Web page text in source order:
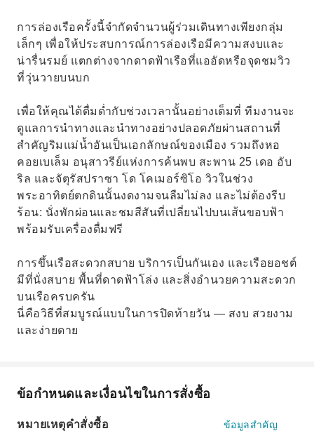
การล่องเรือครั้งนี้จำกัดจำนวนผู้ร่วมเดินทางเพียงกลุ่ม
เล็กๆ เพื่อให้ประสบการณ์การล่องเรือมีความสงบและ
น่ารื่นรมย์ แตกต่างจากดาดฟ้าเรือที่แออัดหรือจุดชมวิว
ที่วุ่นวายบนบก
เพื่อให้คุณได้ดื่มด่ำกับช่วงเวลานั้นอย่างเต็มที่ ทีมงานจะ
ดูแลการนำทางและนำทางอย่างปลอดภัยผ่านสถานที่
สำคัญริมแม่น้ำอันเป็นเอกลักษณ์ของเมือง รวมถึงหอ
คอยเบเล็ม อนุสาวรีย์แห่งการค้นพบ สะพาน 25 เดอ อับ
ริล และจัตุรัสปราซา โด โคเมอร์ซิโอ วิวในช่วง
พระอาทิตย์ตกดินนั้นงดงามจนลืมไม่ลง และไม่ต้องรีบ
ร้อน: นั่งพักผ่อนและชมสีสันที่เปลี่ยนไปบนเส้นขอบฟ้า
พร้อมรับเครื่องดื่มฟรี
การขึ้นเรือสะดวกสบาย บริการเป็นกันเอง และเรือยอชต์
มีที่นั่งสบาย พื้นที่ดาดฟ้าโล่ง และสิ่งอำนวยความสะดวก
บนเรือครบครัน
นี่คือวิธีที่สมบูรณ์แบบในการปิดท้ายวัน — สงบ สวยงาม
และง่ายดาย
ข้อกำหนดและเงื่อนไขในการสั่งซื้อ
หมายเหตุคำสั่งซื้อ ข้อมูลสำคัญ